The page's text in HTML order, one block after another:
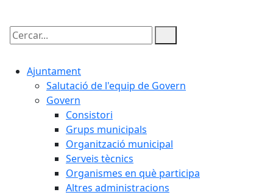
Cercar:
Ajuntament
Salutació de l'equip de Govern
Govern
Consistori
Grups municipals
Organització municipal
Serveis tècnics
Organismes en què participa
Altres administracions